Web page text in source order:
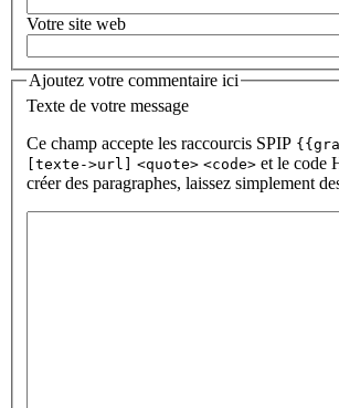
Votre site web
Ajoutez votre commentaire ici
Texte de votre message
Ce champ accepte les raccourcis SPIP
[texte->url]
<quote> <code> et le code
créer des paragraphes, laissez simplement